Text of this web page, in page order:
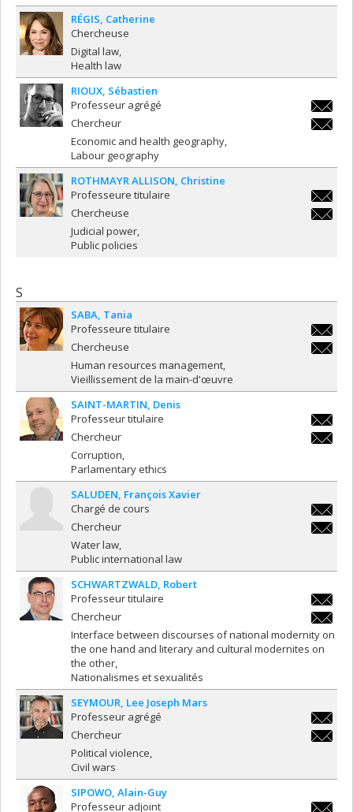
RÉGIS Catherine
Chercheuse
Digital law
Health law
RIOUX Sébastien
Professeur agrégé
Chercheur
Economic and health geography
Labour geography
ROTHMAYR ALLISON Christine
Professeure titulaire
Chercheuse
Judicial power
Public policies
S
SABA Tania
Professeure titulaire
Chercheuse
Human resources management
Vieillissement de la main-d'œuvre
SAINT-MARTIN Denis
Professeur titulaire
Chercheur
Corruption
Parlamentary ethics
SALUDEN François Xavier
Chargé de cours
Chercheur
Water law
Public international law
SCHWARTZWALD Robert
Professeur titulaire
Chercheur
Interface between discourses of national modernity on
the one hand and literary and cultural modernites on
the other
Nationalismes et sexualités
SEYMOUR Lee Joseph Mars
Professeur agrégé
Chercheur
Political violence
Civil wars
SIPOWO Alain-Guy
Professeur adjoint